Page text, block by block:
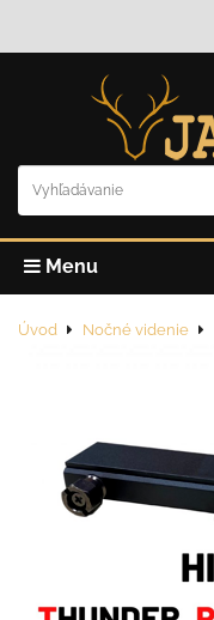
Menu
Úvod Nočné videnie